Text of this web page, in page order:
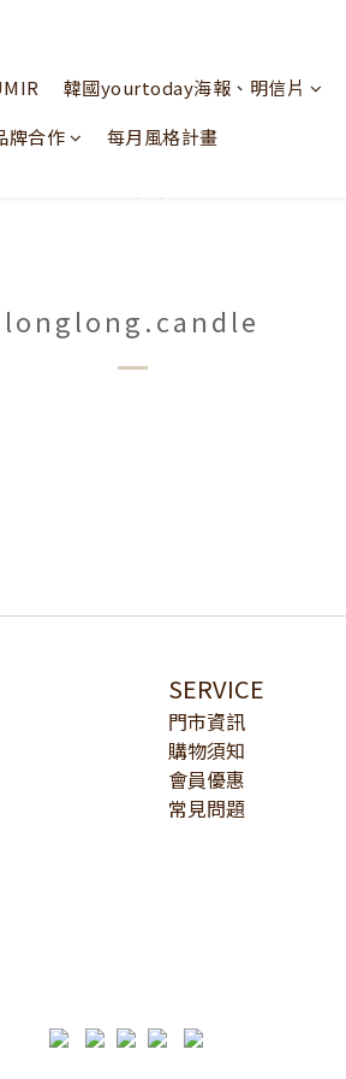
韓國yourtoday海報、明信片
牌合作 每月風格計畫
longlong.candle
SERVICE
門市資訊
購物須知
會員優惠
常見問題